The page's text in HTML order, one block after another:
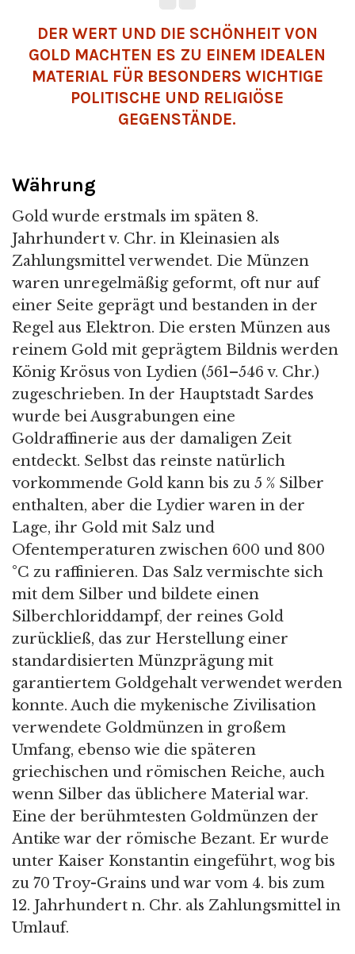
DER WERT UND DIE SCHÖNHEIT VON
GOLD MACHTEN ES ZU EINEM IDEALEN
MATERIAL FÜR BESONDERS WICHTIGE
POLITISCHE UND RELIGIÖSE
GEGENSTÄNDE.
Währung
Gold wurde erstmals im späten 8.
Jahrhundert v. Chr. in Kleinasien als
Zahlungsmittel verwendet. Die Münzen
waren unregelmäßig geformt, oft nur auf
einer Seite geprägt und bestanden in der
Regel aus Elektron. Die ersten Münzen aus
reinem Gold mit geprägtem Bildnis werden
König Krösus von Lydien (561–546 v. Chr.)
zugeschrieben. In der Hauptstadt Sardes
wurde bei Ausgrabungen eine
Goldraffinerie aus der damaligen Zeit
entdeckt. Selbst das reinste natürlich
vorkommende Gold kann bis zu 5 % Silber
enthalten, aber die Lydier waren in der
Lage, ihr Gold mit Salz und
Ofentemperaturen zwischen 600 und 800
°C zu raffinieren. Das Salz vermischte sich
mit dem Silber und bildete einen
Silberchloriddampf, der reines Gold
zurückließ, das zur Herstellung einer
standardisierten Münzprägung mit
garantiertem Goldgehalt verwendet werden
konnte. Auch die mykenische Zivilisation
verwendete Goldmünzen in großem
Umfang, ebenso wie die späteren
griechischen und römischen Reiche, auch
wenn Silber das üblichere Material war.
Eine der berühmtesten Goldmünzen der
Antike war der römische Bezant. Er wurde
unter Kaiser Konstantin eingeführt, wog bis
zu 70 Troy-Grains und war vom 4. bis zum
12. Jahrhundert n. Chr. als Zahlungsmittel in
Umlauf.